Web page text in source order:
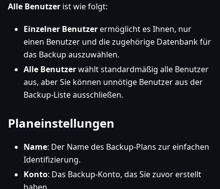
Alle Benutzer ist wie folgt:
Einzelner Benutzerermöglicht es Ihnen, nur
einen Benutzer und die zugehörige Datenbank für
das Backup auszuwählen.
Alle Benutzerwählt standardmäßig alle Benutzer
aus, aber Sie können unnötige Benutzer aus der
Backup-Liste ausschließen.
Planeinstellungen
Name: Der Name des Backup-Plans zur einfachen
Identifizierung.
Konto: Das Backup-Konto, das Sie zuvor erstellt
haben.